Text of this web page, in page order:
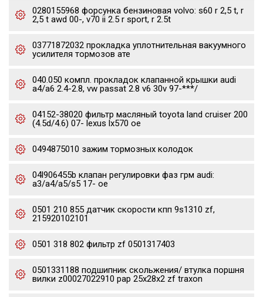
0280155968 форсунка бензиновая volvo: s60 r 2,5 t, r
2,5 t awd 00-, v70 ii 2.5 r sport, r 2.5t
03771872032 прокладка уплотнительная вакуумного
усилителя тормозов ате
040.050 компл. прокладок клапанной крышки audi
a4/a6 2.4-2.8, vw passat 2.8 v6 30v 97-***/
04152-38020 фильтр масляный toyota land cruiser 200
(4.5d/4.6) 07- lexus lx570 oe
0494875010 зажим тормозных колодок
04l906455b клапан регулировки фаз грм audi:
a3/a4/a5/s5 17- oe
0501 210 855 датчик скорости кпп 9s1310 zf,
215920102101
0501 318 802 фильтр zf 0501317403
0501331188 подшипник скольжения/ втулка поршня
вилки z00027022910 pap 25x28x2 zf traxon